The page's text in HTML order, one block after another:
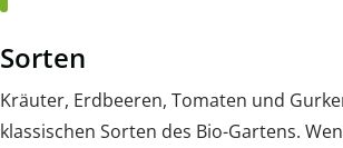
Sorten
Kräuter, Erdbeeren, Tomaten und
klassischen Sorten des Bio-Gartens.